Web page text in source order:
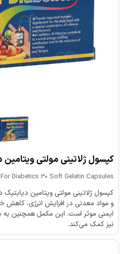
کپسول ژلاتینی مولتی ویتامین
Diabetics 30 Soft Gelatin Capsules
کپسول ژلاتینی مولتی ویتامین دیابتیک
و مواد معدنی در افزایش انرژی،
ایمنی موثر است. این مکمل همچنین به
نیز کمک می‌کند.